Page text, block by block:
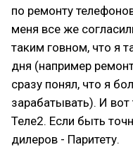
по ремонту
меня все же
таким говном, что я
дня (например
сразу понял, что я
зарабатывать). И
Теле2. Если быть
дилеров - Паритету.